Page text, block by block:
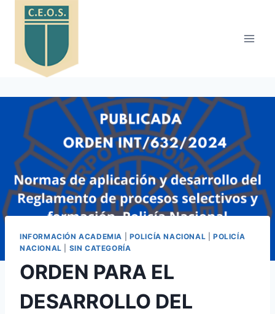
Saltar
INFORMACIÓN ACADEMIA POLICÍA NACIONAL |POLICÍA
NACIONAL
SIN CATEGORÍA
ORDEN PARA EL
DESARROLLO DEL